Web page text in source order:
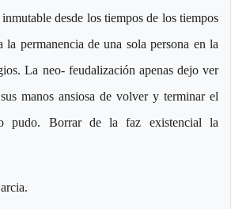
desde los tiempos de los tiempos
la permanencia de una sola persona en la
La neo- feudalización apenas dejo ver
manos ansiosa de volver y terminar el
pudo. Borrar de la faz existencial la